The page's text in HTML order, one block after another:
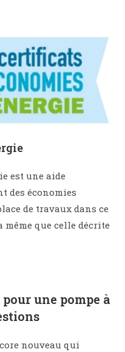
est une aide
des économies
de travaux dans ce
même que celle décrite
une pompe à
nouveau qui